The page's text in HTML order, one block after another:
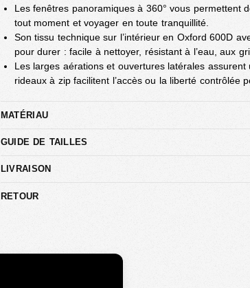
Les fenêtres panoramiques à 360° vous permettent
tout moment et voyager en toute tranquillité.
Son tissu technique sur l’intérieur en Oxford 600D
pour durer : facile à nettoyer, résistant à l’eau, aux
Les larges aérations et ouvertures latérales assurent
rideaux à zip facilitent l’accès ou la liberté contrôlée
MATÉRIAU
GUIDE DE TAILLES
LIVRAISON
RETOUR